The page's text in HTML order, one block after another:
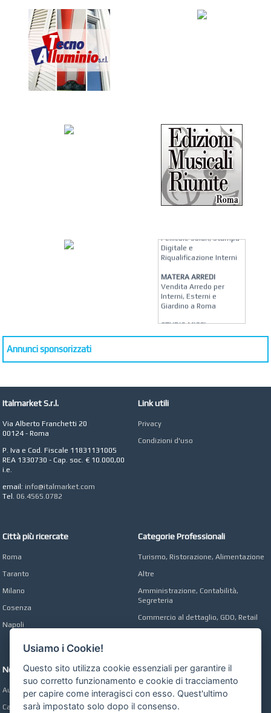
Pellicole Solari, Stampa
Digitale e
Riqualificazione Interni
MATERA ARREDI
Vendita Arredo per
Interni, Esterni e
Giardino a Roma
STUDIO MICCI
Antonella Micci,
Roma
Azienda Agricola a
Digital marketing e Web
Annunci sponsorizzati
Italmarket S.r.l.
Via Alberto Franchetti 20
00124 - Roma
P. Iva e Cod. Fiscale 11831131005
REA 1330730 - Cap. soc. € 10.000,00
i.e.
email: info@italmarket.com
Tel. 06.4565.0782
Link utili
Privacy
Condizioni d'uso
Città più ricercate
Roma
Taranto
Milano
Cosenza
Napoli
Categorie Professionali
Turismo, Ristorazione, Alimentazione
Altre
Amministrazione, Contabilità,
Segreteria
Commercio al dettaglio, GDO, Retail
Network
Automobili Online
Case Online
Usiamo i Cookie!
Questo sito utilizza cookie essenziali per garantire il
suo corretto funzionamento e cookie di tracciamento
per capire come interagisci con esso. Quest'ultimo
sarà impostato solo dopo il consenso.